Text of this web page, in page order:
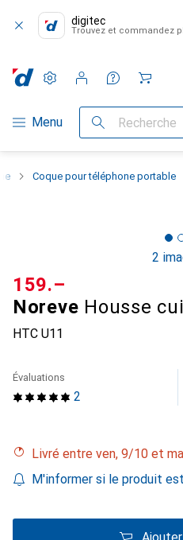
digitec
Trouvez et commandez
Navigation par catégorie
Menu Recherche
Paramètres
Compte client
Listes de comparaison
Listes d'envies
Panier
Coque pour téléphone portable
2
Noreve Housse
HTC U11
CHF
159.–
2
Évaluations
Livré entre ven, 9/10 et
M'informer si le produit